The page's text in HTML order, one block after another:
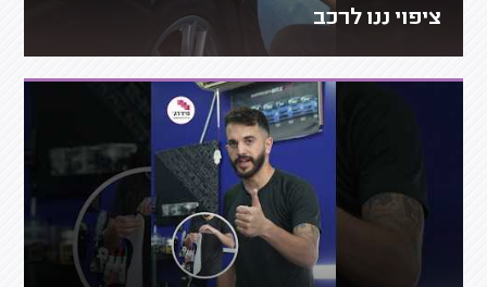
ציפוי ננו לרכב